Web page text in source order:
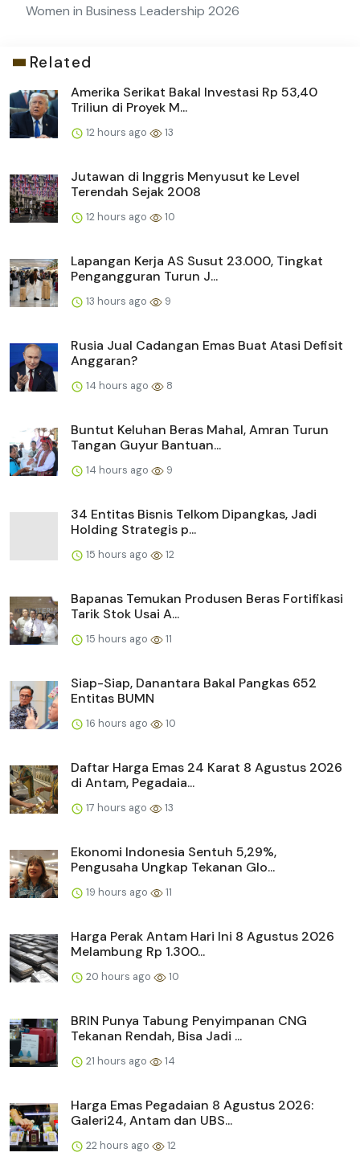
Women in Business Leadership 2026
Related
Amerika Serikat Bakal Investasi Rp 53,40
Triliun di Proyek M...
12 hours ago 13
Jutawan di Inggris Menyusut ke Level
Terendah Sejak 2008
12 hours ago 10
Lapangan Kerja AS Susut 23.000, Tingkat
Pengangguran Turun J...
13 hours ago 9
Rusia Jual Cadangan Emas Buat Atasi Defisit
Anggaran?
14 hours ago 8
Buntut Keluhan Beras Mahal, Amran Turun
Tangan Guyur Bantuan...
14 hours ago 9
34 Entitas Bisnis Telkom Dipangkas, Jadi
Holding Strategis p...
15 hours ago 12
Bapanas Temukan Produsen Beras Fortifikasi
Tarik Stok Usai A...
15 hours ago 11
Siap-Siap, Danantara Bakal Pangkas 652
Entitas BUMN
16 hours ago 10
Daftar Harga Emas 24 Karat 8 Agustus 2026
di Antam, Pegadaia...
17 hours ago 13
Ekonomi Indonesia Sentuh 5,29%,
Pengusaha Ungkap Tekanan Glo...
19 hours ago 11
Harga Perak Antam Hari Ini 8 Agustus 2026
Melambung Rp 1.300...
20 hours ago 10
BRIN Punya Tabung Penyimpanan CNG
Tekanan Rendah, Bisa Jadi ...
21 hours ago 14
Harga Emas Pegadaian 8 Agustus 2026:
Galeri24, Antam dan UBS...
22 hours ago 12